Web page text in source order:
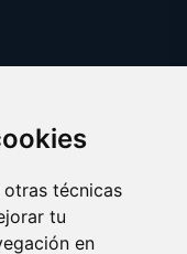
técnicas
tu
en